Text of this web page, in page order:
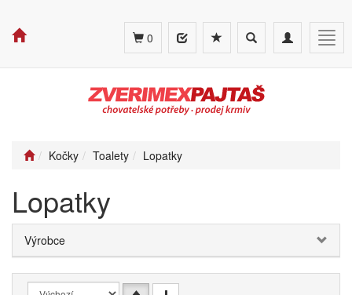
Toggle
navigation
Toggle
search
0
Kočky Toalety Lopatky
Lopatky
Výrobce